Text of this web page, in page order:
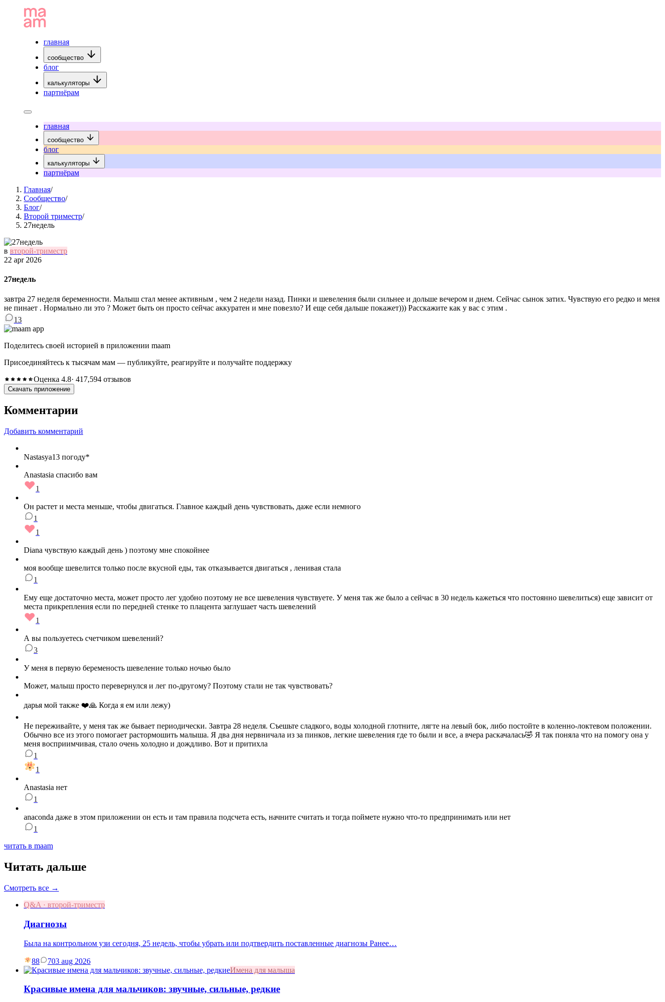
главная
сообщество
блог
калькуляторы
партнёрам
главная
сообщество
блог
калькуляторы
партнёрам
Главная/
Сообщество/
Блог/
Второй триместр/
27недель
в второй-триместр
22 apr 2026
27недель
завтра 27 неделя беременности. Малыш стал менее активным , чем 2 недели назад. Пинки и шевеления были сильнее и дольше вечером и днем. Сейчас сынок затих. Чувствую его редко и меня
не пинает . Нормально ли это ? Может быть он просто сейчас аккуратен и мне повезло? И еще себя дальше покажет))) Расскажите как у вас с этим .
13
Поделитесь своей историей в приложении maam
Присоединяйтесь к тысячам мам — публикуйте, реагируйте и получайте поддержку
Оценка 4.8· 417,594 отзывов
Скачать приложение
Комментарии
Добавить комментарий
Nastasya13 погоду*
Anastasia спасибо вам
1
Он растет и места меньше, чтобы двигаться. Главное каждый день чувствовать, даже если немного
1
1
Diana чувствую каждый день ) поэтому мне спокойнее
моя вообще шевелится только после вкусной еды, так отказывается двигаться , ленивая стала
1
Ему еще достаточно места, может просто лег удобно поэтому не все шевеления чувствуете. У меня так же было а сейчас в 30 недель кажеться что постоянно шевелиться) еще зависит от
места прикрепления если по передней стенке то плацента заглушает часть шевелений
1
А вы пользуетесь счетчиком шевелений?
3
У меня в первую беременость шевеление только ночью было
Может, малыш просто перевернулся и лег по-другому? Поэтому стали не так чувствовать?
дарья мой также ❤️🙏 Когда я ем или лежу)
Не переживайте, у меня так же бывает периодически. Завтра 28 неделя. Съешьте сладкого, воды холодной глотните, лягте на левый бок, либо постойте в коленно-локтевом положении.
Обычно все из этого помогает растормошить малыша. Я два дня нервничала из за пинков, легкие шевеления где то были и все, а вчера раскачалась🤣 Я так поняла что на помогу она у
меня восприимчивая, стало очень холодно и дождливо. Вот и притихла
1
1
Anastasia нет
1
anaconda даже в этом приложении он есть и там правила подсчета есть, начните считать и тогда поймете нужно что-то предпринимать или нет
1
читать в maam
Читать дальше
Смотреть все →
Q&A · второй-триместр
Диагнозы
Была на контрольном узи сегодня, 25 недель, чтобы убрать или подтвердить поставленные диагнозы Ранее…
88 703 aug 2026
Имена для малыша
Красивые имена для мальчиков: звучные, сильные, редкие